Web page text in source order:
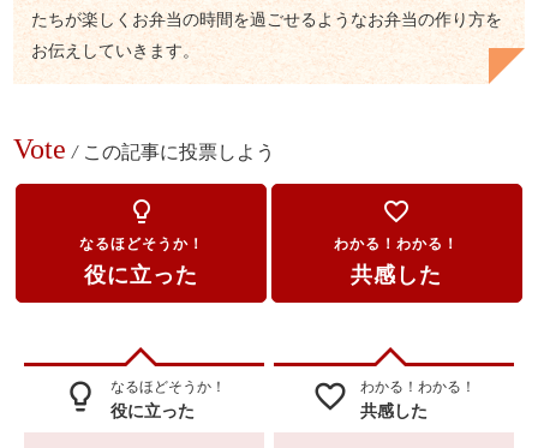
たちが楽しくお弁当の時間を過ごせるようなお弁当の作り方を
お伝えしていきます。
Vote / この記事に投票しよう
lightbulb_outline
なるほどそうか！
役に立った
favorite_border
わかる！わかる！
共感した
lightbulb_outline なるほどそうか！
役に立った favorite_border わかる！わかる！
共感した